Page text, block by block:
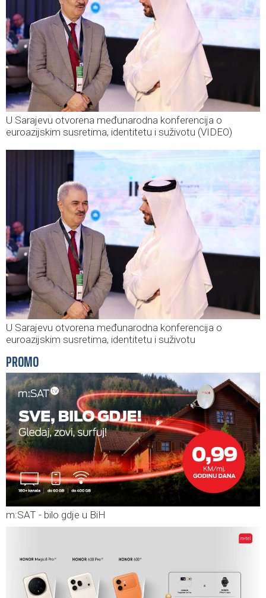
U Sarajevu otvorena međunarodna konferencija o
euroazijskim susretima, identitetu i suživotu (VIDEO)
U Sarajevu otvorena međunarodna konferencija o
euroazijskim susretima, identitetu i suživotu
PROMO
m:SAT - bilo gdje u BiH